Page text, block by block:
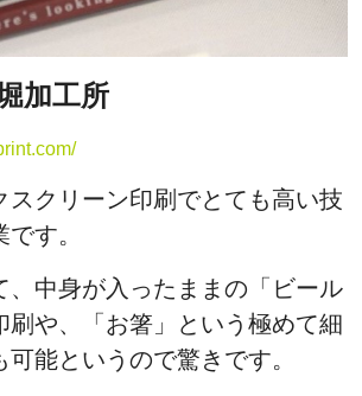
加工所
スクリーン印刷でとても高い技
す。
、中身が入ったままの「ビール
刷や、「お箸」という極めて細
能というので驚きです。